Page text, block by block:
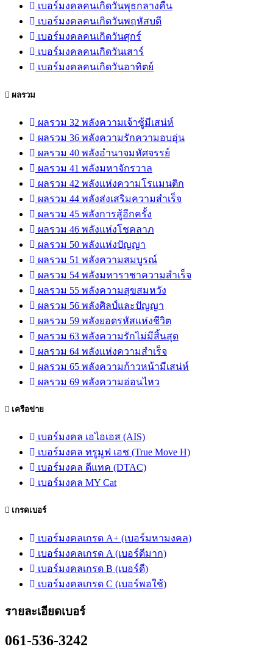
เบอร์มงคลคนเกิดวันพุธกลางคืน
เบอร์มงคลคนเกิดวันพฤหัสบดี
เบอร์มงคลคนเกิดวันศุกร์
เบอร์มงคลคนเกิดวันเสาร์
เบอร์มงคลคนเกิดวันอาทิตย์
ผลรวม
ผลรวม 32 พลังความเจ้าชู้มีเสน่ห์
ผลรวม 36 พลังความรักความอบอุ่น
ผลรวม 40 พลังอำนาจมหัศจรรย์
ผลรวม 41 พลังมหาจักรวาล
ผลรวม 42 พลังแห่งความโรแมนติก
ผลรวม 44 พลังส่งเสริมความสำเร็จ
ผลรวม 45 พลังการสู้อีกครั้ง
ผลรวม 46 พลังแห่งโชคลาภ
ผลรวม 50 พลังแห่งปัญญา
ผลรวม 51 พลังความสมบูรณ์
ผลรวม 54 พลังมหาราชาความสำเร็จ
ผลรวม 55 พลังความสุขสมหวัง
ผลรวม 56 พลังศิลป์และปัญญา
ผลรวม 59 พลังยอดรหัสแห่งชีวิต
ผลรวม 63 พลังความรักไม่มีสิ้นสุด
ผลรวม 64 พลังแห่งความสำเร็จ
ผลรวม 65 พลังความก้าวหน้ามีเสน่ห์
ผลรวม 69 พลังความอ่อนไหว
เครือข่าย
เบอร์มงคล เอไอเอส (AIS)
เบอร์มงคล ทรูมูฟ เอช (True Move H)
เบอร์มงคล ดีแทค (DTAC)
เบอร์มงคล MY Cat
เกรดเบอร์
เบอร์มงคลเกรด A+ (เบอร์มหามงคล)
เบอร์มงคลเกรด A (เบอร์ดีมาก)
เบอร์มงคลเกรด B (เบอร์ดี)
เบอร์มงคลเกรด C (เบอร์พอใช้)
รายละเอียดเบอร์
061-536-3242